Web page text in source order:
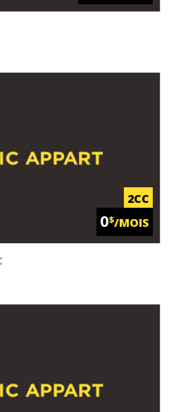
2CC
0$/MOIS